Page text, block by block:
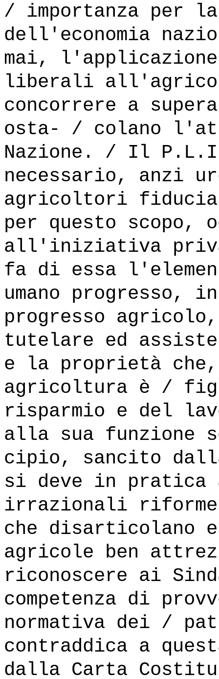
/ importanza per
dell'economia
mai,
liberali
concorrere a
osta- / colano
Nazione. / Il
necessario, anzi
agricoltori
per questo scopo,
all'iniziativa
fa di essa
umano progresso,
progresso
tutelare ed
e la proprietà
agricoltura è /
risparmio e del
alla sua funzione
cipio, sancito
si deve in pratica
irrazionali
che disarticolano e
agricole ben
riconoscere ai
competenza di
normativa dei /
contraddica a
dalla Carta